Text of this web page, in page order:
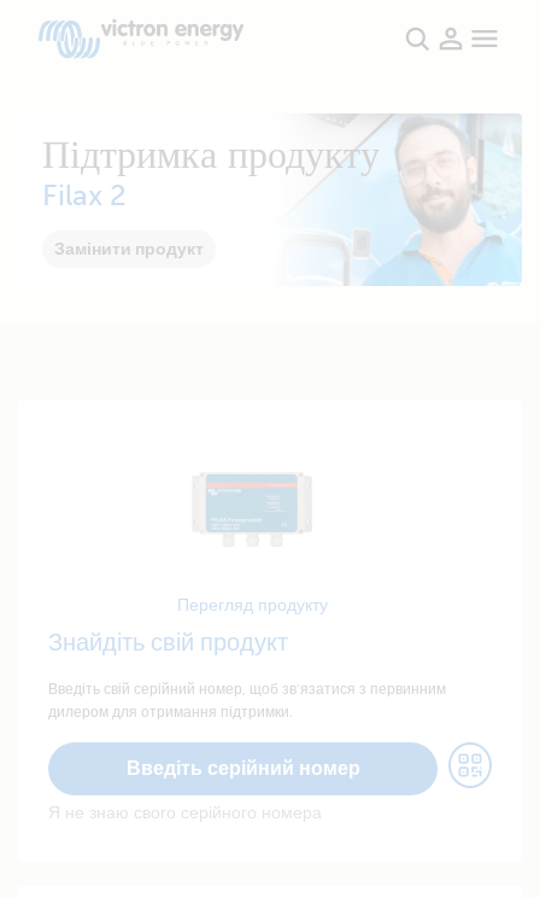
Підтримка продукту
Filax 2
Замінити продукт
Перегляд продукту
Знайдіть свій продукт
Введіть свій серійний номер, щоб зв’язатися з первинним
дилером для отримання підтримки.
Введіть серійний номер
Я не знаю свого серійного номера